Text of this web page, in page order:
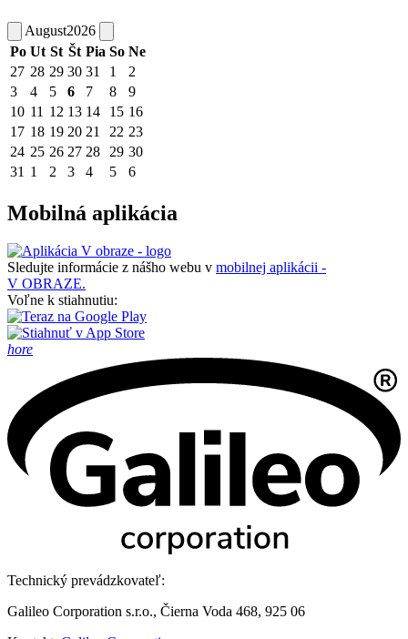
August2026
Po Ut St Št Pia So Ne
27 28 29 30 31 1
2
3
4 5 6 7 8
9
10 11 12 13 14 15 16
17 18 19 20 21 22 23
24 25 26 27 28 29 30
31 1 2 3 4 5 6
Mobilná aplikácia
Sledujte informácie z nášho webu v mobilnej aplikácii -
V OBRAZE.
Voľne k stiahnutiu:
hore
Technický prevádzkovateľ:
Galileo Corporation s.r.o., Čierna Voda 468, 925 06